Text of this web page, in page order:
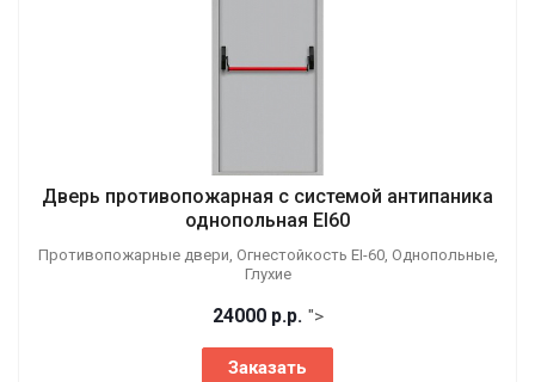
Дверь противопожарная с системой антипаника
однопольная EI60
Противопожарные двери, Огнестойкость EI-60, Однопольные,
Глухие
24000 р.р. ">
Заказать